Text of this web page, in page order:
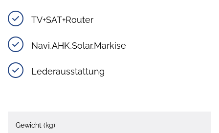
TV+SAT+Router
Navi,AHK,Solar,Markise
Lederausstattung
Gewicht (kg)